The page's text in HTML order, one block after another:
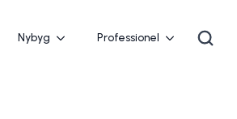
Nybyg Professionel